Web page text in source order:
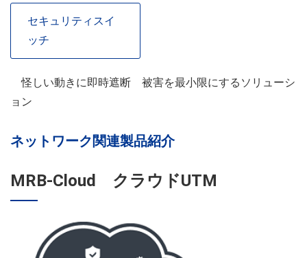
セキュリティスイ
ッチ
怪しい動きに即時遮断 被害を最小限にするソリューシ
ョン
ネットワーク関連製品紹介
MRB-Cloud クラウドUTM